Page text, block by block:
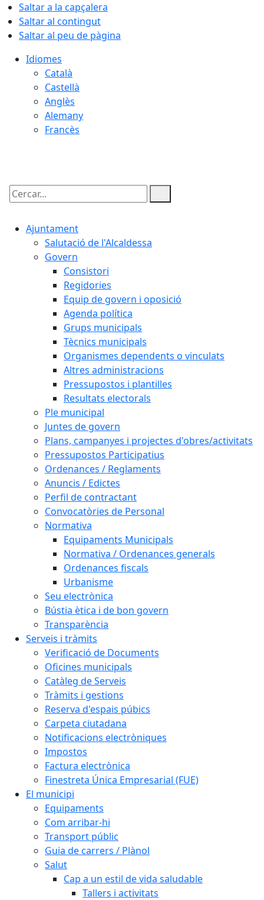
Saltar a la capçalera
Saltar al contingut
Saltar al peu de pàgina
Idiomes
Català
Castellà
Anglès
Alemany
Francès
Cercar:
Ajuntament
Salutació de l'Alcaldessa
Govern
Consistori
Regidories
Equip de govern i oposició
Agenda política
Grups municipals
Tècnics municipals
Organismes dependents o vinculats
Altres administracions
Pressupostos i plantilles
Resultats electorals
Ple municipal
Juntes de govern
Plans, campanyes i projectes d'obres/activitats
Pressupostos Participatius
Ordenances / Reglaments
Anuncis / Edictes
Perfil de contractant
Convocatòries de Personal
Normativa
Equipaments Municipals
Normativa / Ordenances generals
Ordenances fiscals
Urbanisme
Seu electrònica
Bústia ètica i de bon govern
Transparència
Serveis i tràmits
Verificació de Documents
Oficines municipals
Catàleg de Serveis
Tràmits i gestions
Reserva d'espais púbics
Carpeta ciutadana
Notificacions electròniques
Impostos
Factura electrònica
Finestreta Única Empresarial (FUE)
El municipi
Equipaments
Com arribar-hi
Transport públic
Guia de carrers / Plànol
Salut
Cap a un estil de vida saludable
Tallers i activitats